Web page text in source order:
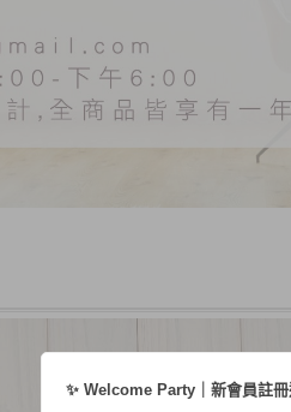
✨ Welcome Party｜新會員註冊